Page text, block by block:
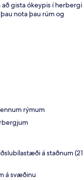
að gista ókeypis í herbergi
nota þau rúm og
rýmum
á staðnum (21
á svæðinu